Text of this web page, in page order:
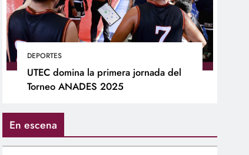
DEPORTES
UTEC domina la primera jornada del
Torneo ANADES 2025
En escena